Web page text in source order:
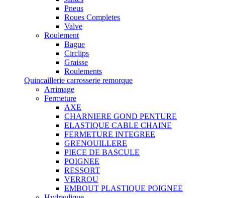
Pneus
Roues Completes
Valve
Roulement
Bague
Circlips
Graisse
Roulements
Quincaillerie carrosserie remorque
Arrimage
Fermeture
AXE
CHARNIERE GOND PENTURE
ELASTIQUE CABLE CHAINE
FERMETURE INTEGREE
GRENOUILLERE
PIECE DE BASCULE
POIGNEE
RESSORT
VERROU
EMBOUT PLASTIQUE POIGNEE